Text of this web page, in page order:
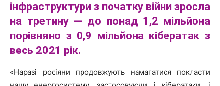
інфраструктури з початку війни зросла
на третину — до понад 1,2 мільйона
порівняно з 0,9 мільйона кібератак з
весь 2021 рік.
«Наразі росіяни продовжують намагатися покласти